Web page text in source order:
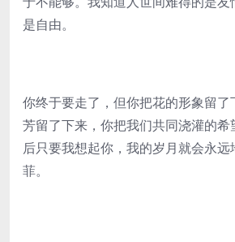
是自由。
你终于要走了，但你把花的形象留了
芳留了下来，你把我们共同浇灌的希
后只要我想起你，我的岁月就会永
菲。